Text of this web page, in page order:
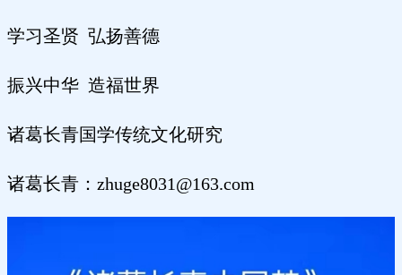
学习圣贤 弘扬善德
振兴中华 造福世界
诸葛长青国学传统文化研究
诸葛长青： zhuge8031@163.com